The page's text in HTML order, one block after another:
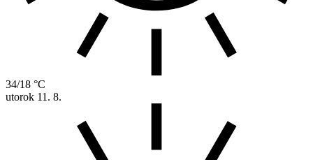
34/18 °C
utorok 11. 8.